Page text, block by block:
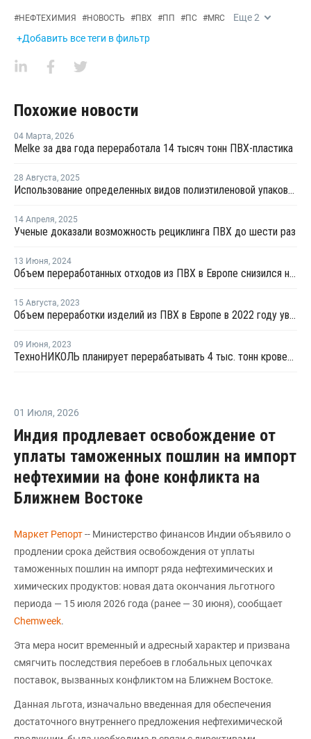
#НЕФТЕХИМИЯ #НОВОСТЬ #ПВХ #ПП #ПС #MRC Еще2
+Добавить все теги в фильтр
Похожие новости
04 Марта, 2026
Melke за два года переработала 14 тысяч тонн ПВХ-пластика
28 Августа, 2025
Использование определенных видов полиэтиленовой упаковки запретят в Хабаровском крае
14 Апреля, 2025
Ученые доказали возможность рециклинга ПВХ до шести раз
13 Июня, 2024
Объем переработанных отходов из ПВХ в Европе снизился на 9,3% в прошлом году
15 Августа, 2023
Объем переработки изделий из ПВХ в Европе в 2022 году увеличился на 0,3%
09 Июня, 2023
ТехноНИКОЛЬ планирует перерабатывать 4 тыс. тонн кровельных ПВХ-мембран в год
01 Июля, 2026
Индия продлевает освобождение от
уплаты таможенных пошлин на импорт
нефтехимии на фоне конфликта на
Ближнем Востоке
Маркет Репорт-- Министерство финансов Индии объявило о
продлении срока действия освобождения от уплаты
таможенных пошлин на импорт ряда нефтехимических и
химических продуктов: новая дата окончания льготного
периода — 15 июля 2026 года (ранее — 30 июня), сообщает
Chemweek.
Эта мера носит временный и адресный характер и призвана
смягчить последствия перебоев в глобальных цепочках
поставок, вызванных конфликтом на Ближнем Востоке.
Данная льгота, изначально введенная для обеспечения
достаточного внутреннего предложения нефтехимической